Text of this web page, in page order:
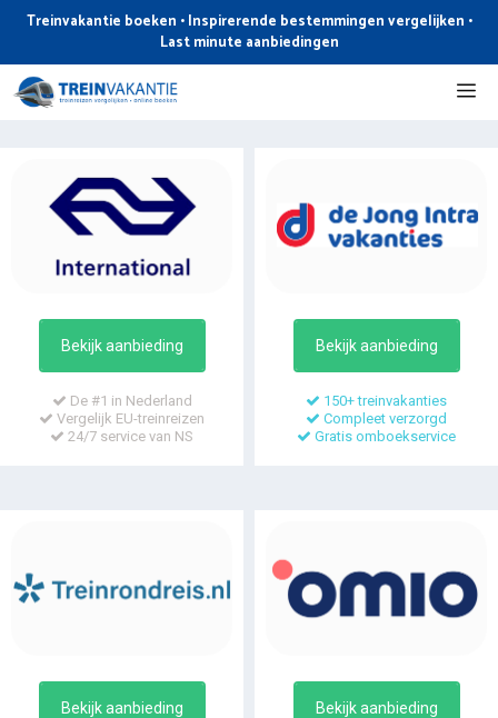
de
inhoud
Treinvakantie boeken • Inspirerende bestemmingen vergelijken •
Last minute aanbiedingen
Bekijk aanbieding
De #1 in Nederland
Vergelijk EU-treinreizen
24/7 service van NS
Bekijk aanbieding
150+ treinvakanties
Compleet verzorgd
Gratis omboekservice
Bekijk aanbieding Bekijk aanbieding